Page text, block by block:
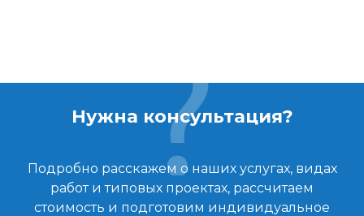
Нужна консультация?
Подробно расскажем о наших услугах, видах
работ и типовых проектах, рассчитаем
стоимость и подготовим индивидуальное